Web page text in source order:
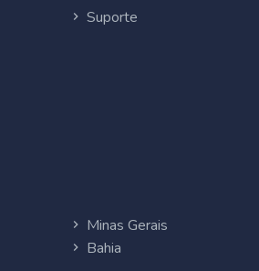
Suporte
Minas Gerais
Bahia